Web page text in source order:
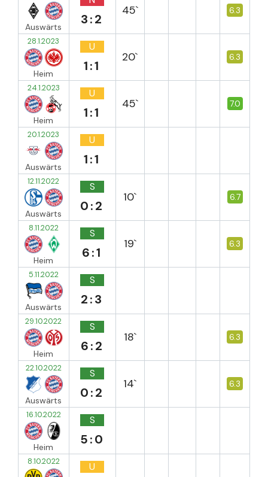
Auswärts 3:2
45` 6.3
28.1.2023
Heim
U
1:1
20` 6.3
24.1.2023
Heim
U
1:1
45` 7.0
20.1.2023
Auswärts
U
1:1
12.11.2022
Auswärts
S
0:2
10` 6.7
8.11.2022
Heim
S
6:1
19` 6.3
5.11.2022
Auswärts
S
2:3
29.10.2022
Heim
S
6:2
18` 6.3
22.10.2022
Auswärts
S
0:2
14` 6.3
16.10.2022
Heim
S
5:0
8.10.2022 U